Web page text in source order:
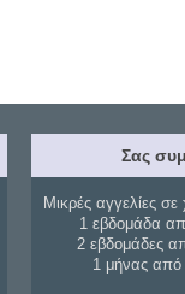
Σας
Μικρές αγγελίες σε
1 εβδομάδα
2 εβδομάδες
1 μήνας